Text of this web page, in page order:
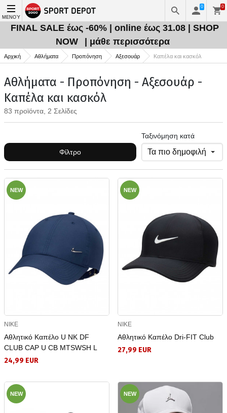
ΜΕΝΟΎ
0 0
FINAL SALE έως -60% | online έως 31.08 | SHOP
NOW
| μάθε περισσότερα
Αρχική Αθλήματα Προπόνηση Αξεσουάρ Καπέλα και κασκόλ
Αθλήματα - Προπόνηση - Αξεσουάρ -
Καπέλα και κασκόλ
83 προϊόντα, 2 Σελίδες
Φίλτρο
Ταξινόμηση κατά
NEW
NIKE
Αθλητικό Καπέλο U NK DF
CLUB CAP U CB MTSWSH L
24,99 EUR
NEW
NIKE
Αθλητικό Καπέλο Dri-FIT Club
27,99 EUR
NEW NEW